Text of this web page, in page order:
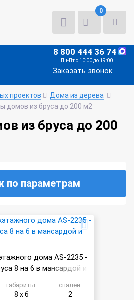
0
8 800 444 36 74
Пн-Пт с 10:00 до 19:00
Заказать звонок
проектов
Дома из дерева
домов из бруса до 200 м2
из бруса до 200
по параметрам
дома AS-2235 -
8 на 6 в мансардой и
габариты:
8 х 6
спален:
2